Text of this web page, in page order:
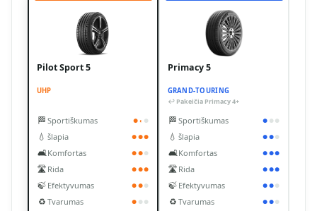
Pilot Sport 5
UHP
🏁 Sportiškumas ●◐ ●
💧 šlapia ●●●
🛋️Komfortas ●●●
🛣️ Rida ●●●
🍃 Efektyvumas ●●●
♻️ Tvarumas ● ● ●
Primacy 5
GRAND-TOURING
↩ Pakeičia Primacy 4+
🏁 Sportiškumas ● ● ●
💧 šlapia ●●●
🛋️Komfortas ●●●
🛣️ Rida ●●●
🍃 Efektyvumas ●●●
♻️ Tvarumas ●●●